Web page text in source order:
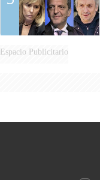
Espacio Publicitario